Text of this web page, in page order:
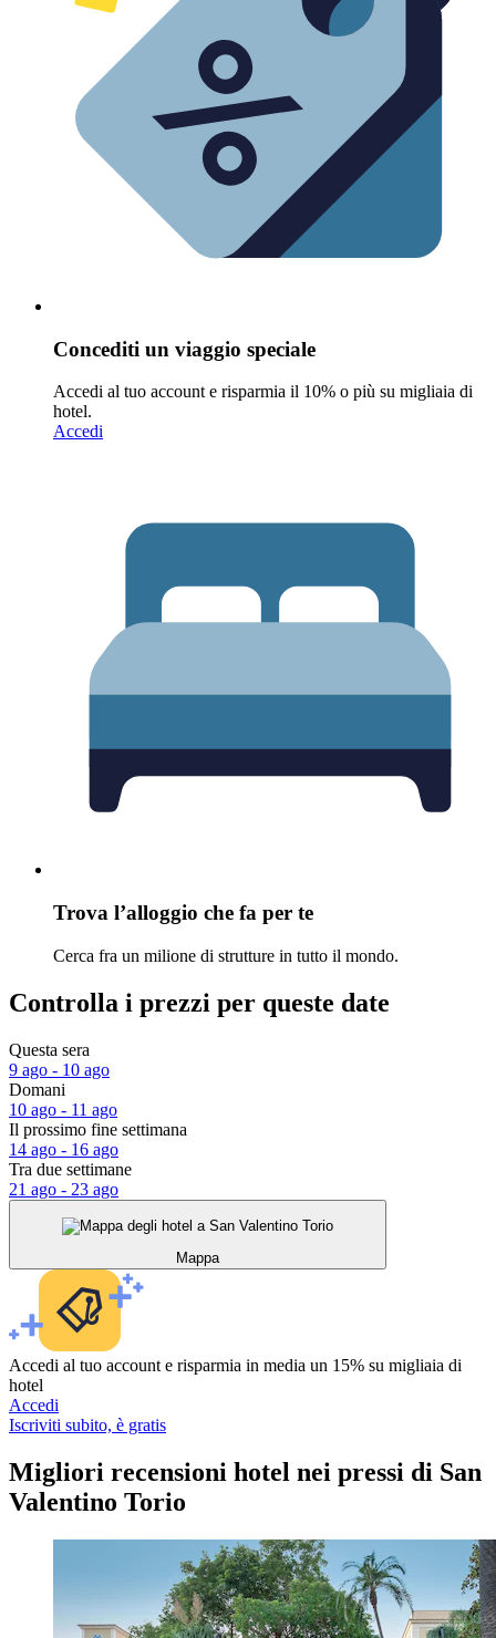
Concediti un viaggio speciale
Accedi al tuo account e risparmia il 10% o più su migliaia di
hotel.
Accedi
Trova l’alloggio che fa per te
Cerca fra un milione di strutture in tutto il mondo.
Controlla i prezzi per queste date
Questa sera
9 ago - 10 ago
Domani
10 ago - 11 ago
Il prossimo fine settimana
14 ago - 16 ago
Tra due settimane
21 ago - 23 ago
Mappa
Accedi al tuo account e risparmia in media un 15% su migliaia di
hotel
Accedi
Iscriviti subito, è gratis
Migliori recensioni hotel nei pressi di San
Valentino Torio